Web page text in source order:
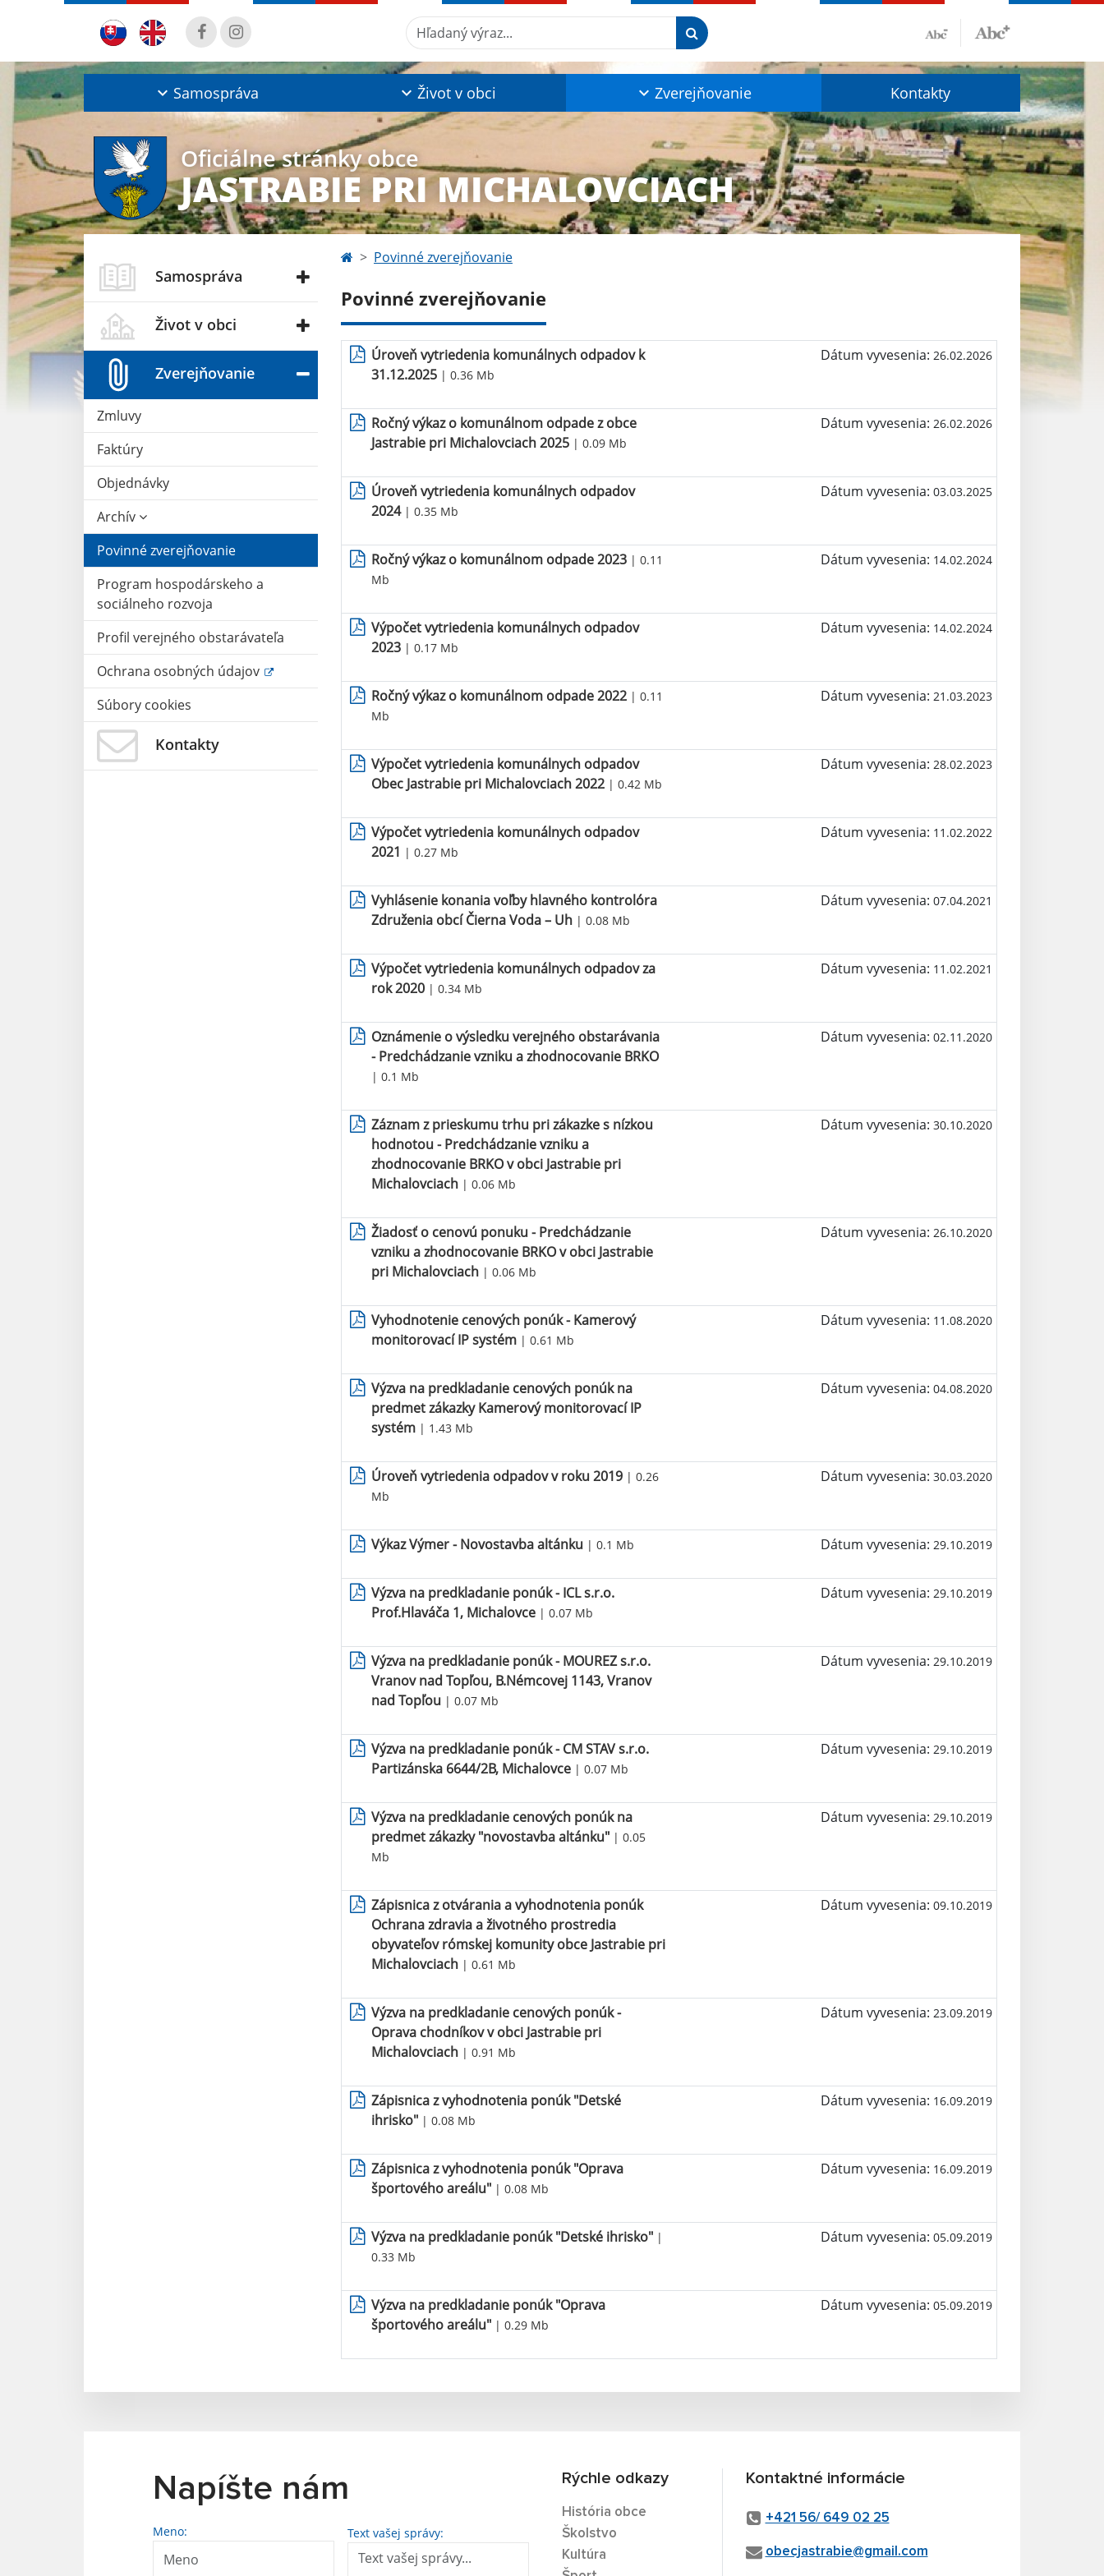
Hľadaný výraz...
Samospráva Život v obci Zverejňovanie Kontakty
Oficiálne stránky obce
JASTRABIE PRI MICHALOVCIACH
Samospráva
Život v obci
Zverejňovanie
Zmluvy
Faktúry
Objednávky
Archív
Povinné zverejňovanie
Program hospodárskeho a
sociálneho rozvoja
Profil verejného obstarávateľa
Ochrana osobných údajov
Súbory cookies
Kontakty
Povinné zverejňovanie
Povinné zverejňovanie
Úroveň vytriedenia komunálnych odpadov k
31.12.2025 | 0.36 Mb
Dátum vyvesenia: 26.02.2026
Ročný výkaz o komunálnom odpade z obce
Jastrabie pri Michalovciach 2025 | 0.09 Mb
Dátum vyvesenia: 26.02.2026
Úroveň vytriedenia komunálnych odpadov
2024| 0.35 Mb
Dátum vyvesenia: 03.03.2025
Ročný výkaz o komunálnom odpade 2023 | 0.11
Mb
Dátum vyvesenia: 14.02.2024
Výpočet vytriedenia komunálnych odpadov
2023 | 0.17 Mb
Dátum vyvesenia: 14.02.2024
Ročný výkaz o komunálnom odpade 2022 | 0.11
Mb
Dátum vyvesenia: 21.03.2023
Výpočet vytriedenia komunálnych odpadov
Obec Jastrabie pri Michalovciach 2022 | 0.42 Mb
Dátum vyvesenia: 28.02.2023
Výpočet vytriedenia komunálnych odpadov
2021 | 0.27 Mb
Dátum vyvesenia: 11.02.2022
Vyhlásenie konania voľby hlavného kontrolóra
Združenia obcí Čierna Voda – Uh | 0.08 Mb
Dátum vyvesenia: 07.04.2021
Výpočet vytriedenia komunálnych odpadov za
rok 2020 | 0.34 Mb
Dátum vyvesenia: 11.02.2021
Oznámenie o výsledku verejného obstarávania
- Predchádzanie vzniku a zhodnocovanie BRKO
| 0.1 Mb
Dátum vyvesenia: 02.11.2020
Záznam z prieskumu trhu pri zákazke s nízkou
hodnotou - Predchádzanie vzniku a
zhodnocovanie BRKO v obci Jastrabie pri
Michalovciach | 0.06 Mb
Dátum vyvesenia: 30.10.2020
Žiadosť o cenovú ponuku - Predchádzanie
vzniku a zhodnocovanie BRKO v obci Jastrabie
pri Michalovciach | 0.06 Mb
Dátum vyvesenia: 26.10.2020
Vyhodnotenie cenových ponúk - Kamerový
monitorovací IP systém | 0.61 Mb
Dátum vyvesenia: 11.08.2020
Výzva na predkladanie cenových ponúk na
predmet zákazky Kamerový monitorovací IP
systém | 1.43 Mb
Dátum vyvesenia: 04.08.2020
Úroveň vytriedenia odpadov v roku 2019 | 0.26
Mb
Dátum vyvesenia: 30.03.2020
Výkaz Výmer - Novostavba altánku | 0.1 Mb Dátum vyvesenia: 29.10.2019
Výzva na predkladanie ponúk - ICL s.r.o.
Prof.Hlaváča 1, Michalovce | 0.07 Mb
Dátum vyvesenia: 29.10.2019
Výzva na predkladanie ponúk - MOUREZ s.r.o.
Vranov nad Topľou, B.Némcovej 1143, Vranov
nad Topľou | 0.07 Mb
Dátum vyvesenia: 29.10.2019
Výzva na predkladanie ponúk - CM STAV s.r.o.
Partizánska 6644/2B, Michalovce | 0.07 Mb
Dátum vyvesenia: 29.10.2019
Výzva na predkladanie cenových ponúk na
predmet zákazky "novostavba altánku" | 0.05
Mb
Dátum vyvesenia: 29.10.2019
Zápisnica z otvárania a vyhodnotenia ponúk
Ochrana zdravia a životného prostredia
obyvateľov rómskej komunity obce Jastrabie pri
Michalovciach | 0.61 Mb
Dátum vyvesenia: 09.10.2019
Výzva na predkladanie cenových ponúk -
Oprava chodníkov v obci Jastrabie pri
Michalovciach | 0.91 Mb
Dátum vyvesenia: 23.09.2019
Zápisnica z vyhodnotenia ponúk "Detské
ihrisko" | 0.08 Mb
Dátum vyvesenia: 16.09.2019
Zápisnica z vyhodnotenia ponúk "Oprava
športového areálu" | 0.08 Mb
Dátum vyvesenia: 16.09.2019
Výzva na predkladanie ponúk "Detské ihrisko" |
0.33 Mb
Dátum vyvesenia: 05.09.2019
Výzva na predkladanie ponúk "Oprava
športového areálu" | 0.29 Mb
Dátum vyvesenia: 05.09.2019
Napíšte nám
Meno: Text vašej správy:
Rýchle odkazy
História obce
Školstvo
Kultúra
Kontaktné informácie
+421 56/ 649 02 25
obecjastrabie@gmail.com